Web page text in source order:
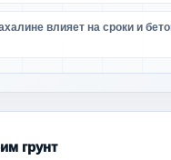
влияет на сроки и
грунт